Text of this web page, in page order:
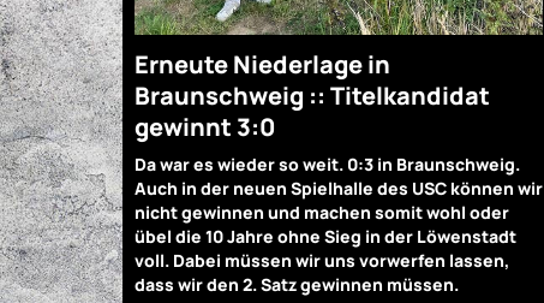
Erneute Niederlage in
Braunschweig :: Titelkandidat
gewinnt 3:0
Da war es wieder so weit. 0:3 in Braunschweig.
Auch in der neuen Spielhalle des USC können wir
nicht gewinnen und machen somit wohl oder
übel die 10 Jahre ohne Sieg in der Löwenstadt
voll. Dabei müssen wir uns vorwerfen lassen,
dass wir den 2. Satz gewinnen müssen.